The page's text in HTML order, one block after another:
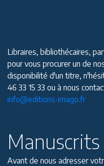
Libraires, bibliothécaires,
pour vous procurer un de
disponibilité d'un titre,
46 33 15 33 ou à nous
info@editions-imago.fr
Manuscrits
Avant de nous adresser